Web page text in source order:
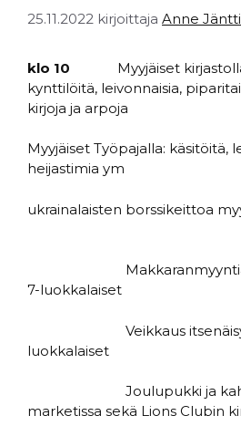
25.11.2022 kirjoittaja Anne Jäntti
klo 10 Myyjäiset
kynttilöitä, leivonnaisia,
kirjoja ja arpoja
Myyjäiset Työpajalla: käsitöitä,
heijastimia ym
ukrainalaisten borssikeittoa
Makkaranmyyntiä
7-luokkalaiset
Veikkaus
Joulupukki ja
marketissa sekä Lions Clubin